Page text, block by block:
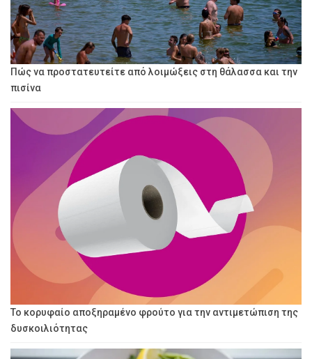
Πώς να προστατευτείτε από λοιμώξεις στη θάλασσα και την
πισίνα
Το κορυφαίο αποξηραμένο φρούτο για την αντιμετώπιση της
δυσκοιλιότητας